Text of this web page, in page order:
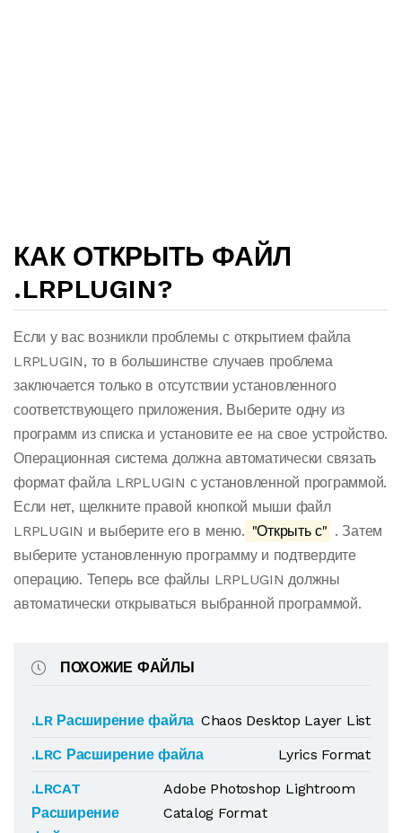
КАК ОТКРЫТЬ ФАЙЛ
.LRPLUGIN?
Если у вас возникли проблемы с открытием файла
LRPLUGIN, то в большинстве случаев проблема
заключается только в отсутствии установленного
соответствующего приложения. Выберите одну из
программ из списка и установите ее на свое устройство.
Операционная система должна автоматически связать
формат файла LRPLUGIN с установленной программой.
Если нет, щелкните правой кнопкой мыши файл
LRPLUGIN и выберите его в меню. "Открыть с" . Затем
выберите установленную программу и подтвердите
операцию. Теперь все файлы LRPLUGIN должны
автоматически открываться выбранной программой.
ПОХОЖИЕ ФАЙЛЫ
.LR Расширение файла Chaos Desktop Layer List
.LRC Расширение файла
Lyrics Format
.LRCAT
Расширение
Adobe Photoshop Lightroom
Catalog Format